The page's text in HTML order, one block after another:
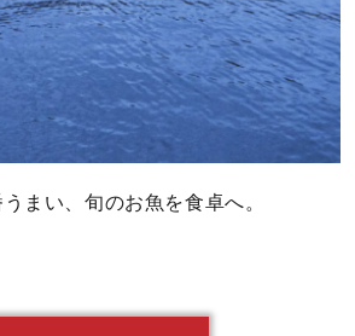
まい、旬のお魚を食卓へ。